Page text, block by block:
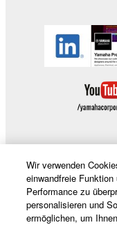
Produkte und Lösungen
Wir verwenden
einwandfreie
Performance zu
personalisieren und
ermöglichen, um